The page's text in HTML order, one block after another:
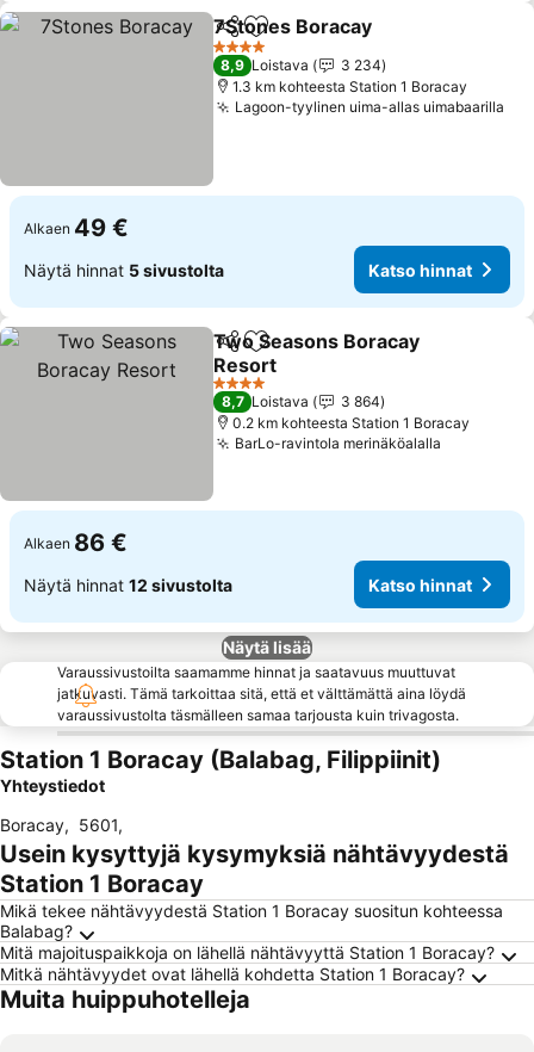
Jaa Lisää suosikkeihin
7Stones Boracay
4 Tähtiluokitus
8,9 Loistava
3 234
1.3 km kohteesta Station 1 Boracay
Lagoon-tyylinen uima-allas uimabaarilla
Alkaen 49 €
Näytä hinnat 5 sivustolta Katso hinnat
Jaa Lisää suosikkeihin
Two Seasons Boracay
Resort
4 Tähtiluokitus
8,7 Loistava
3 864
0.2 km kohteesta Station 1 Boracay
BarLo-ravintola merinäköalalla
Alkaen 86 €
Näytä hinnat 12 sivustolta Katso hinnat
Näytä lisää
Varaussivustoilta saamamme hinnat ja saatavuus muuttuvat
jatkuvasti. Tämä tarkoittaa sitä, että et välttämättä aina löydä
varaussivustolta täsmälleen samaa tarjousta kuin trivagosta.
Station 1 Boracay (Balabag, Filippiinit)
Yhteystiedot
Boracay, 5601,
Usein kysyttyjä kysymyksiä nähtävyydestä
Station 1 Boracay
Mikä tekee nähtävyydestä Station 1 Boracay suositun kohteessa
Balabag?
Mitä majoituspaikkoja on lähellä nähtävyyttä Station 1 Boracay?
Mitkä nähtävyydet ovat lähellä kohdetta Station 1 Boracay?
Muita huippuhotelleja